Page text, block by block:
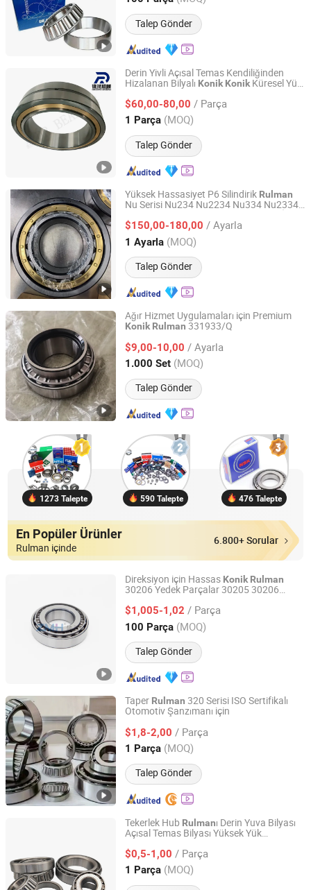
Talep Gönder
Derin Yivli Açısal Temas Kendiliğinden
Hizalanan Bilyalı Konik KonikKüresel Yük
Rulman/RulmanNu240
$60,00-80,00 / Parça
1 Parça (MOQ)
Talep Gönder
Liaocheng Dr Machinery Co., Ltd.
Shandong, China Fiyat 2021
Yüksek Hassasiyet P6 Silindirik Rulman
Nu Serisi Nu234 Nu2234 Nu334 Nu2334
RulmanBilyalı TekerlekRulman
$150,00-180,00 / Ayarla
1 Ayarla (MOQ)
Talep Gönder
LUOYANG WEIKE TRANSMISSION EQUIPMENT CO., LTD.
Henan, China Fiyat 2021
Ağır Hizmet Uygulamaları için Premium
Konik Rulman 331933/Q
$9,00-10,00 / Ayarla
1.000 Set (MOQ)
Talep Gönder
Zaozhuang Yiding Bearing Co., Ltd.
Shandong, China Fiyat 2014
1273 Talepte 590 Talepte 476 Talepte
En Popüler Ürünler
Rulman içinde
6.800+ Sorular
Direksiyon için Hassas Konik Rulman
30206 Yedek Parçalar 30205 30206
$1,005-1,02 / Parça
100 Parça (MOQ)
Talep Gönder
Zhoumeite(Shanghai) Bearing Technology Co., Ltd
Shanghai, China Fiyat 2024
Taper Rulman 320 Serisi ISO Sertifikalı
Otomotiv Şanzımanı için
$1,8-2,00 / Parça
1 Parça (MOQ)
Talep Gönder
Hubei Lianmao Technology Co., Ltd
Hubei, China Fiyat 2025
Tekerlek Hub Rulmanı Derin Yuva Bilyası
Açısal Temas Bilyası Yüksek Yük
Rulman
$0,5-1,00 / Parça
1 Parça (MOQ)
Qingdao Changyue Trading Co., Ltd.
Shandong, China Fiyat 2023